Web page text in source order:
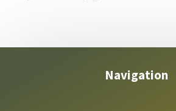
Navigation